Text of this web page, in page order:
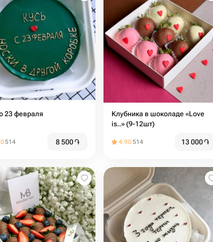
23 февраля️
514 8 500֏
Клубника в шоколаде «Love
is..» (9-12шт)
4.90514 13 000֏